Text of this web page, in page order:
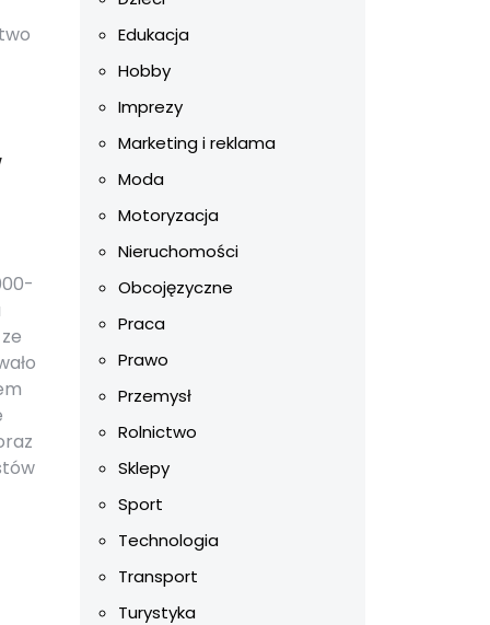
Edukacja
Hobby
Imprezy
Marketing i reklama
Moda
Motoryzacja
Nieruchomości
Obcojęzyczne
Praca
Prawo
Przemysł
Rolnictwo
Sklepy
Sport
Technologia
Transport
Turystyka